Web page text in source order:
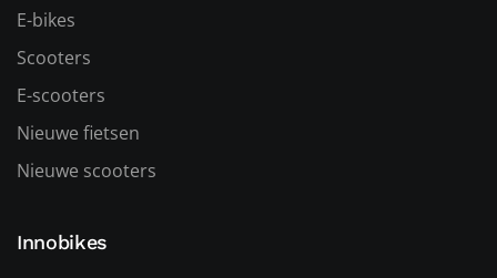
E-bikes
Scooters
E-scooters
Nieuwe fietsen
Nieuwe scooters
Innobikes